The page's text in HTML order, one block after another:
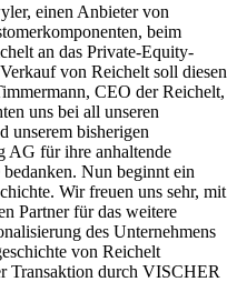
einen Anbieter von
beim
an das Private-Equity-
von Reichelt soll diesen
CEO der Reichelt,
uns bei all unseren
unserem bisherigen
AG für ihre anhaltende
Nun beginnt ein
Wir freuen uns sehr, mit
Partner für das weitere
des Unternehmens
von Reichelt
Transaktion durch VISCHER